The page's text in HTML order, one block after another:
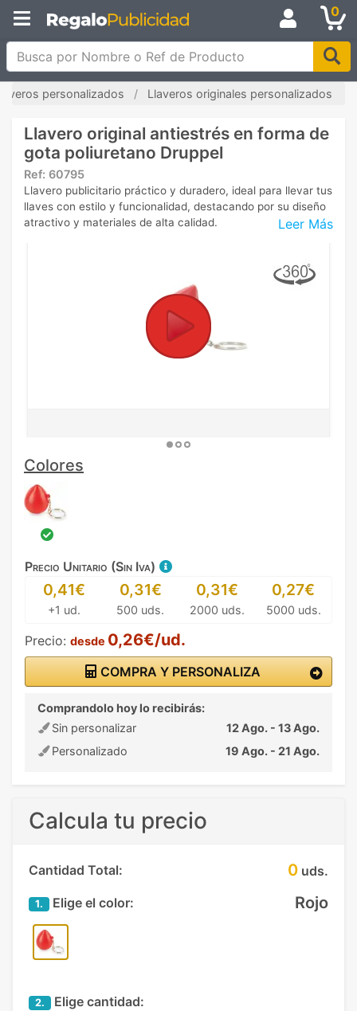
0
Busca por Nombre o Ref de Producto
personalizados Llaveros originales personalizados
Llavero original antiestrés en forma de
gota poliuretano Druppel
Ref: 60795
Leer Más
Llavero publicitario práctico y duradero, ideal para llevar tus
llaves con estilo y funcionalidad, destacando por su diseño
atractivo y materiales de alta calidad.
Colores
Precio Unitario (Sin Iva)
0,41€
+1 ud.
0,31€
500 uds.
0,31€
2000 uds.
0,27€
5000 uds.
Precio: desde 0,26€/ud.
COMPRA Y PERSONALIZA
Comprandolo hoy lo recibirás:
Sin personalizar
12 Ago. - 13 Ago.
Personalizado
19 Ago. - 21 Ago.
Calcula tu precio
Cantidad Total: 0 uds.
1. Elige el color: Rojo
2. Elige cantidad: